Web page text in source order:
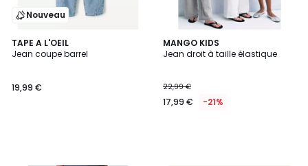
Nouveau
TAPE A L'OEIL
Jean coupe barrel
19,99 €
MANGO KIDS
Jean droit à taille élastique
22,99 €
17,99 € -21%